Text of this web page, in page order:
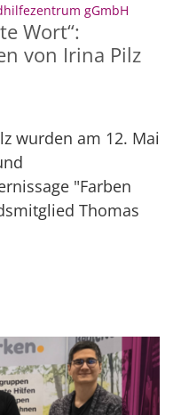
gGmbH
Wort“:
von Irina Pilz
wurden am 12. Mai
"Farben
Thomas